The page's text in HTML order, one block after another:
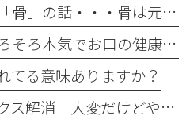
非常にお伝えしずらい「骨」の話・・・骨は元には戻せない？
対処療法は終わり！そろそろ本気でお口の健康とは何かを考えませんか
てる意味ありますか？
約１年半でコンプレックス解消｜大変だけどやって良かった歯の矯正治療